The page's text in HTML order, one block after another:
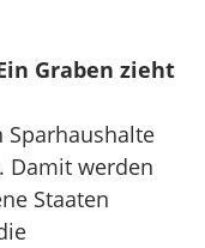
Graben zieht
Sparhaushalte
Damit werden
Staaten